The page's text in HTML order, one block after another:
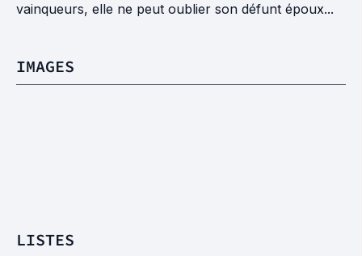
vainqueurs, elle ne peut oublier son défunt époux...
IMAGES
LISTES